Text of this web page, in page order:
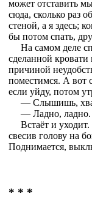
может отставить
сюда, сколько раз
стеной, а я здесь;
бы потом спать,
На самом деле
сделанной
причиной
поместимся. А вот
если уйду, потом
— Слышишь,
— Ладно, ладно.
Встаёт и
свесив голову на
Поднимается,
* * *